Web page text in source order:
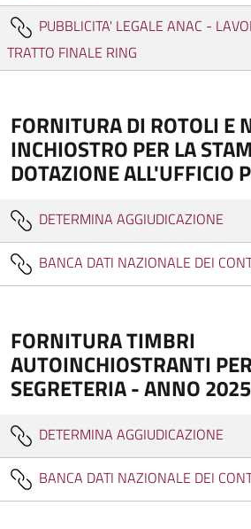
PUBBLICITA' LEGALE ANAC -
TRATTO FINALE RING
FORNITURA DI ROTOLI E
INCHIOSTRO PER LA
DOTAZIONE ALL'UFFICIO
DETERMINA AGGIUDICAZIONE
BANCA DATI NAZIONALE DEI
FORNITURA TIMBRI
AUTOINCHIOSTRANTI
SEGRETERIA - ANNO 2025
DETERMINA AGGIUDICAZIONE
BANCA DATI NAZIONALE DEI